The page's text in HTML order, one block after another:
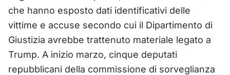
che hanno esposto dati identificativi delle
vittime e accuse secondo cui il Dipartimento di
Giustizia avrebbe trattenuto materiale legato a
Trump. A inizio marzo, cinque deputati
repubblicani della commissione di sorveglianza